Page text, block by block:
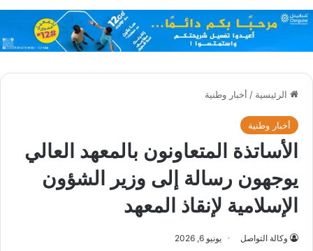
الرئيسية / أخبار وطنية
أخبار وطنية
الأساتذة المتعاونون بالمعهد العالي
يوجهون رسالة إلى وزير الشؤون
الإسلامية لإنقاذ المعهد
وكالة التواصل يونيو 6, 2026